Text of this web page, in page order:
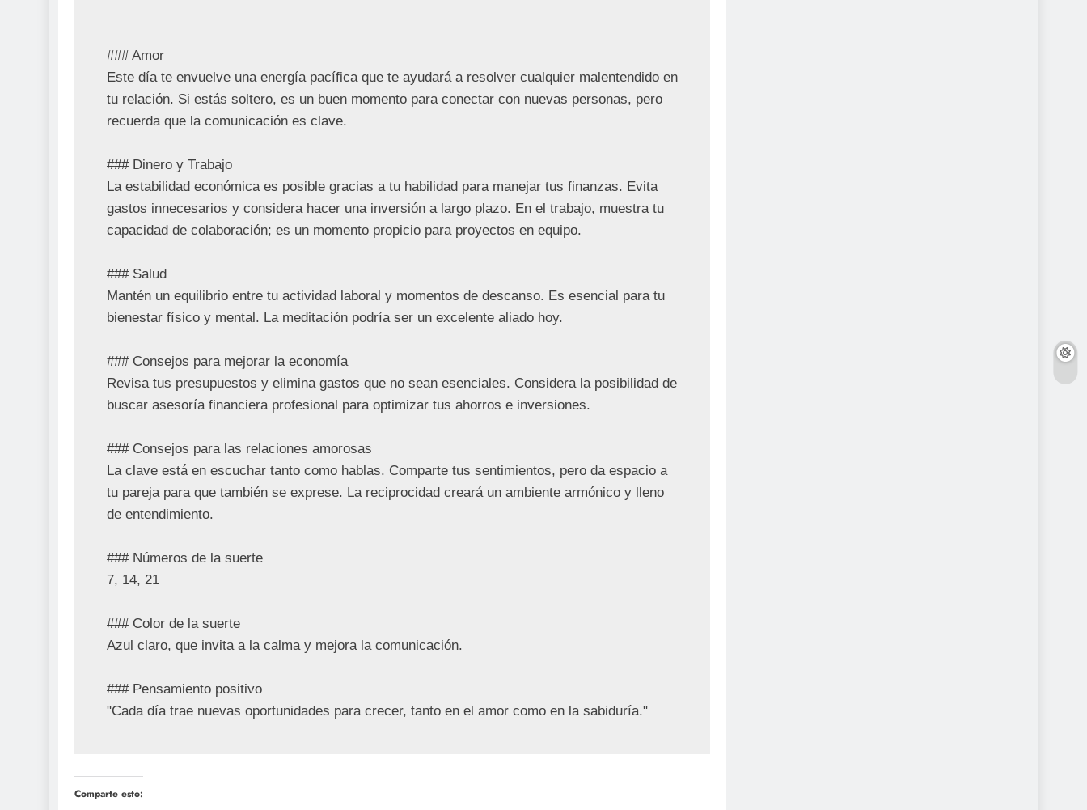
### Amor
Este día te envuelve una energía pacífica que te ayudará a resolver cualquier malentendido en
tu relación. Si estás soltero, es un buen momento para conectar con nuevas personas, pero
recuerda que la comunicación es clave.
### Dinero y Trabajo
La estabilidad económica es posible gracias a tu habilidad para manejar tus finanzas. Evita
gastos innecesarios y considera hacer una inversión a largo plazo. En el trabajo, muestra tu
capacidad de colaboración; es un momento propicio para proyectos en equipo.
### Salud
Mantén un equilibrio entre tu actividad laboral y momentos de descanso. Es esencial para tu
bienestar físico y mental. La meditación podría ser un excelente aliado hoy.
### Consejos para mejorar la economía
Revisa tus presupuestos y elimina gastos que no sean esenciales. Considera la posibilidad de
buscar asesoría financiera profesional para optimizar tus ahorros e inversiones.
### Consejos para las relaciones amorosas
La clave está en escuchar tanto como hablas. Comparte tus sentimientos, pero da espacio a
tu pareja para que también se exprese. La reciprocidad creará un ambiente armónico y lleno
de entendimiento.
### Números de la suerte
7, 14, 21
### Color de la suerte
Azul claro, que invita a la calma y mejora la comunicación.
### Pensamiento positivo
Comparte esto: